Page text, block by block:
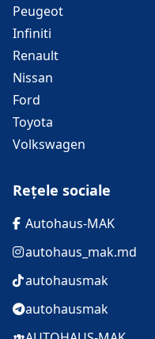
Peugeot
Infiniti
Renault
Nissan
Ford
Toyota
Volkswagen
Rețele sociale
Autohaus-MAK
autohaus_mak.md
autohausmak
autohausmak